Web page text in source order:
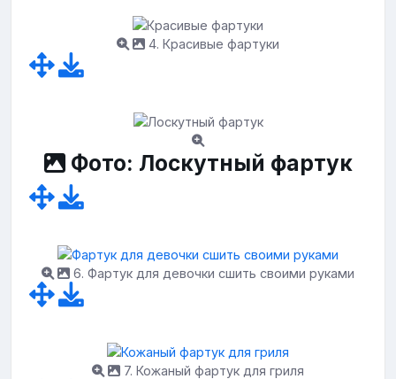
4. Красивые фартуки
Фото: Лоскутный фартук
6. Фартук для девочки сшить своими руками
7. Кожаный фартук для гриля